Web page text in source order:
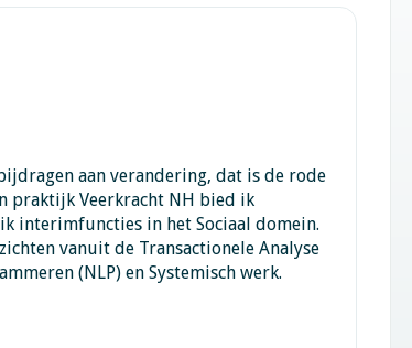
aan verandering, dat is de rode
praktijk Veerkracht NH bied ik
interimfuncties in het Sociaal domein.
vanuit de Transactionele Analyse
(NLP) en Systemisch werk.